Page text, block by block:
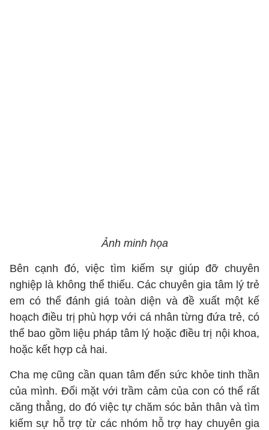
Ảnh minh họa
Bên cạnh đó, việc tìm kiếm sự giúp đỡ chuyên
nghiệp là không thể thiếu. Các chuyên gia tâm lý trẻ
em có thể đánh giá toàn diện và đề xuất một kế
hoạch điều trị phù hợp với cá nhân từng đứa trẻ, có
thể bao gồm liệu pháp tâm lý hoặc điều trị nội khoa,
hoặc kết hợp cả hai.
Cha mẹ cũng cần quan tâm đến sức khỏe tinh thần
của mình. Đối mặt với trầm cảm của con có thể rất
căng thẳng, do đó việc tự chăm sóc bản thân và tìm
kiếm sự hỗ trợ từ các nhóm hỗ trợ hay chuyên gia